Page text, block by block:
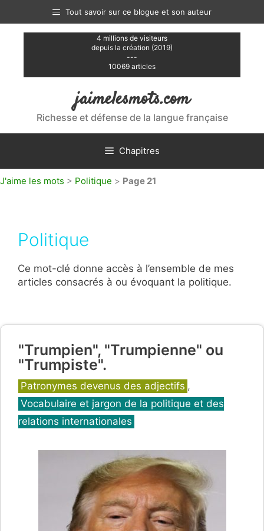
contenu
Tout savoir sur ce blogue et son auteur
4 millions de visiteurs
depuis la création (2019)
---
10069 articles
jaimelesmots.com
Richesse et défense de la langue française
Chapitres
J'aime les mots > Politique > Page 21
Politique
Ce mot-clé donne accès à l’ensemble de mes
articles consacrés à ou évoquant la politique.
"Trumpien", "Trumpienne" ou
"Trumpiste".
Catégories
Patronymes devenus des adjectifs ,
Vocabulaire et jargon de la politique et des
relations internationales